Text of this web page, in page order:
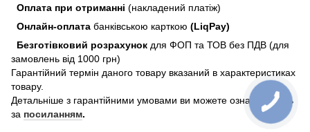
Оплата при отриманні (накладений платіж)
Онлайн-оплата банківською карткою (LiqPay)
Безготівковий розрахунок для ФОП та ТОВ без ПДВ (для
замовлень від 1000 грн)
Гарантійний термін даного товару вказаний в характеристиках
товару.
Детальніше з гарантійними умовами ви можете ознайомитись
за посиланням.